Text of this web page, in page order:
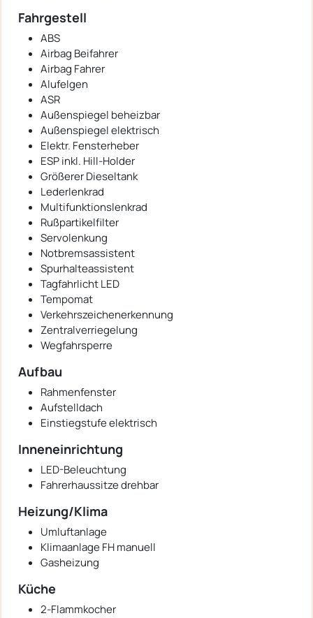
Fahrgestell
ABS
Airbag Beifahrer
Airbag Fahrer
Alufelgen
ASR
Außenspiegel beheizbar
Außenspiegel elektrisch
Elektr. Fensterheber
ESP inkl. Hill-Holder
Größerer Dieseltank
Lederlenkrad
Multifunktionslenkrad
Rußpartikelfilter
Servolenkung
Notbremsassistent
Spurhalteassistent
Tagfahrlicht LED
Tempomat
Verkehrszeichenerkennung
Zentralverriegelung
Wegfahrsperre
Aufbau
Rahmenfenster
Aufstelldach
Einstiegstufe elektrisch
Inneneinrichtung
LED-Beleuchtung
Fahrerhaussitze drehbar
Heizung/Klima
Umluftanlage
Klimaanlage FH manuell
Gasheizung
Küche
2-Flammkocher